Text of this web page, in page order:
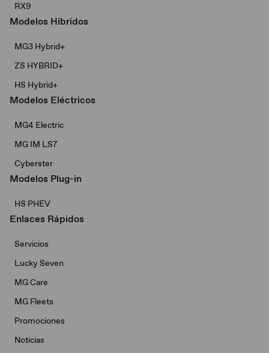
RX9
Modelos Híbridos
MG3 Hybrid+​
ZS HYBRID+
HS Hybrid+
Modelos Eléctricos
MG4 Electric
MG IM LS7
Cyberster
Modelos Plug-in
HS PHEV
Enlaces Rápidos
Servicios
Lucky Seven
MG Care
MG Fleets
Promociones
Noticias